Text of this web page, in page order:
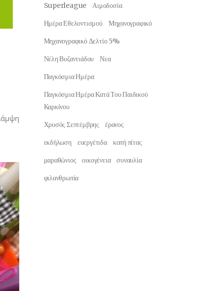
Superleague
Αιμοδοσία
Ημέρα Εθελοντισμού
Μηχανογραφικό
Μηχανογραφικό Δελτίο 5%
Νέλη Βυζαντιάδου
Νεα
Παγκόσμια Ημέρα
Παγκόσμια Ημέρα Κατά Του Παιδικού
Καρκίνου
Χρυσός Σεπτέμβρης
έρανος
εκδήλωση
ευεργέτιδα
κοπή πίτας
μαραθώνιος
οικογένεια
συναυλία
φιλανθρωπία